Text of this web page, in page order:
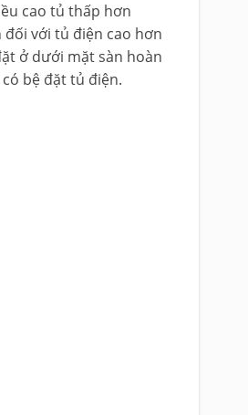
cao tủ thấp hơn
đối với tủ điện cao hơn
ở dưới mặt sàn hoàn
bệ đặt tủ điện.